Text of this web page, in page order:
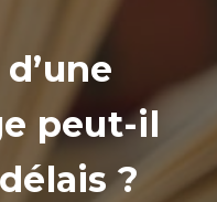
peut-il
?